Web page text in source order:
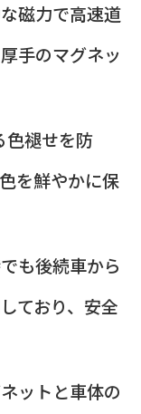
な磁力で高速道
手のマグネッ
色褪せを防
を鮮やかに保
も後続車から
ており、安全
ネットと車体の